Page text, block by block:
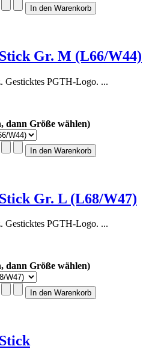
Gr. M (L66/W44)
Gesticktes PGTH-Logo. ...
dann Größe wählen)
Gr. L (L68/W47)
Gesticktes PGTH-Logo. ...
dann Größe wählen)